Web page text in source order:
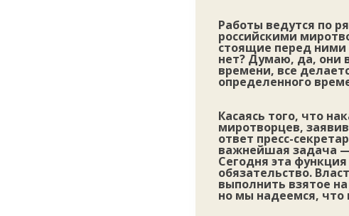
Работы ведутся по
российскими
стоящие перед ними
нет? Думаю, да, они
времени, все
определенного
Касаясь того, что
миротворцев,
ответ пресс-
важнейшая задача
Сегодня эта
обязательство.
выполнить взятое
но мы надеемся, что